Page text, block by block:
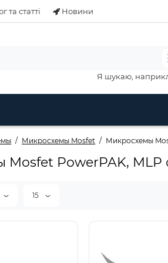
та статті Новини
Я шукаю,
Микросхемы Mosfet Микросхемы
PowerPAK, MLP
15